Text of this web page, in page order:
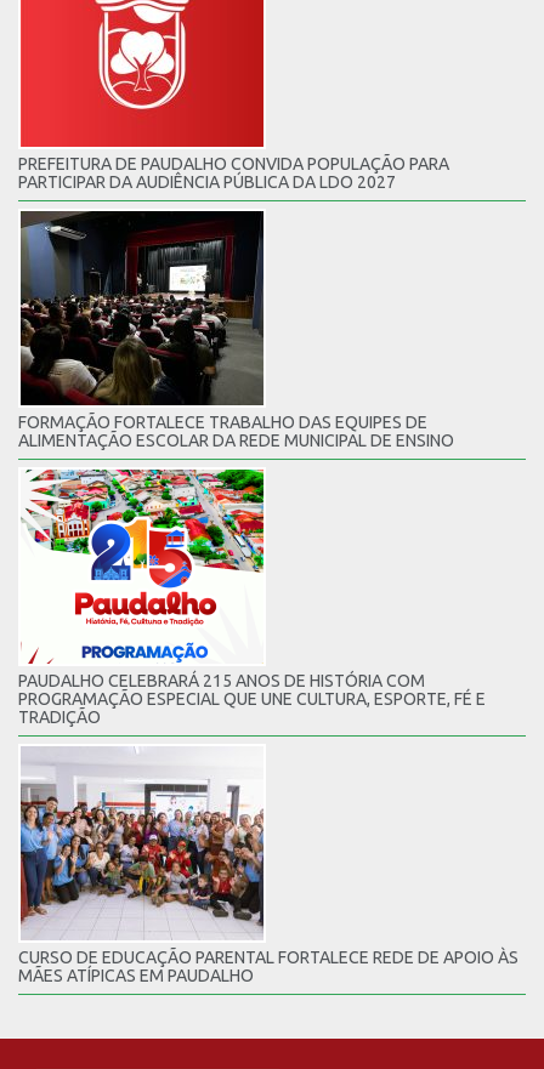
PREFEITURA DE PAUDALHO CONVIDA POPULAÇÃO PARA
PARTICIPAR DA AUDIÊNCIA PÚBLICA DA LDO 2027
FORMAÇÃO FORTALECE TRABALHO DAS EQUIPES DE
ALIMENTAÇÃO ESCOLAR DA REDE MUNICIPAL DE ENSINO
PAUDALHO CELEBRARÁ 215 ANOS DE HISTÓRIA COM
PROGRAMAÇÃO ESPECIAL QUE UNE CULTURA, ESPORTE, FÉ E
TRADIÇÃO
CURSO DE EDUCAÇÃO PARENTAL FORTALECE REDE DE APOIO ÀS
MÃES ATÍPICAS EM PAUDALHO